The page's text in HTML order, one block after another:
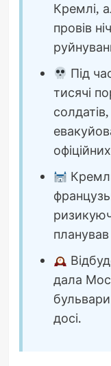
Кремлі,
провів
Під
тисячі
дала
бульвари
досі.